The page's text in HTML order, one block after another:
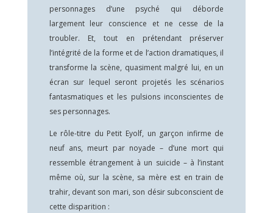
personnages d’une psyché qui déborde
largement leur conscience et ne cesse de la
troubler. Et, tout en prétendant préserver
l’intégrité de la forme et de l’action dramatiques, il
transforme la scène, quasiment malgré lui, en un
écran sur lequel seront projetés les scénarios
fantasmatiques et les pulsions inconscientes de
ses personnages.
Le rôle-titre du Petit Eyolf, un garçon infirme de
neuf ans, meurt par noyade – d’une mort qui
ressemble étrangement à un suicide – à l’instant
même où, sur la scène, sa mère est en train de
trahir, devant son mari, son désir subconscient de
cette disparition :